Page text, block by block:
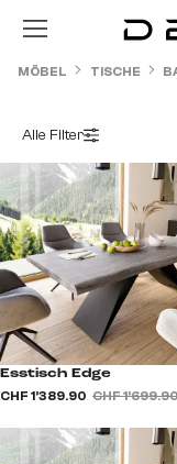
Zum Hauptinhalt
MÖBEL TISCHE
Alle Filter
Esstisch Edge
CHF 1’389.90 CHF